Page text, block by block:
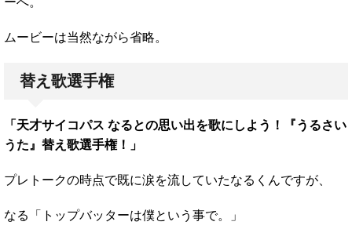
ムービーは当然ながら省略。
替え歌選手権
「天才サイコパス なるとの思い出を歌にしよう！『うるさい
うた』替え歌選手権！」
プレトークの時点で既に涙を流していたなるくんですが、
なる「トップバッターは僕という事で。」